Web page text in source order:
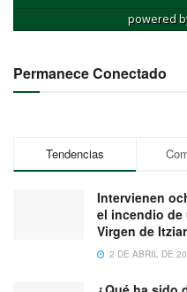
powered
Permanece Conectado
Tendencias
Intervienen
el incendio de
Virgen de
2 DE ABRIL DE